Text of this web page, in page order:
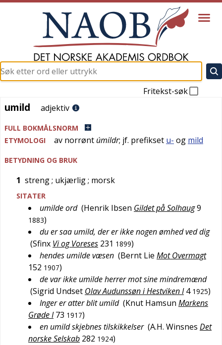
Fritekst-søk
umild
umild adjektiv
FULL BOKMÅLSNORM
ETYMOLOGI
av norrønt úmildr; jf. prefikset u- og mild
BETYDNING OG BRUK
1 streng; ukjærlig; morsk
SITATER
umilde ord (Henrik Ibsen Gildet på Solhaug9
1883)
du er saa umild, der er ikke nogen ømhed ved dig
(Sfinx Vi og Voreses 231 1899)
hendes umilde væsen (Bernt Lie Mot Overmagt
152 1907)
de var ikke umilde herrer mot sine mindremænd
(Sigrid Undset Olav Audunssøn i Hestviken I 4 1925)
Inger er atter blit umild (Knut Hamsun Markens
Grøde I 73 1917)
en umild skjebnes tilskikkelser (A.H. Winsnes Det
norske Selskab 282 1924)